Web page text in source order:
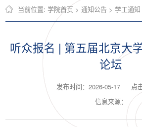
当前位置:学院首页 >通知公告 >学工通知
听众报名 | 第五届北京大
论坛
发布时间：2026-05-17
点
信息来源：